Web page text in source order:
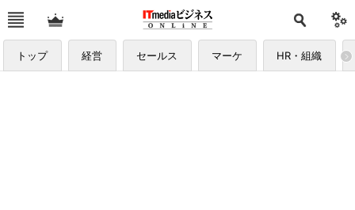
トップ 経営 セールス マーケ HR・組織